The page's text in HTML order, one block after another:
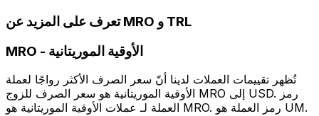
تعرف على المزيد عن MRO و TRL
MRO - الأوقية الموريتانية
تُظهر تقييمات العملات لدينا أنّ سعر الصرف الأكثر رواجًا لعملة
الأوقية الموريتانية هو سعر الصرف للزوج MRO إلى USD. رمز
العملة لـ عملات الأوقية الموريتانية هو MRO. رمز العملة هو UM.